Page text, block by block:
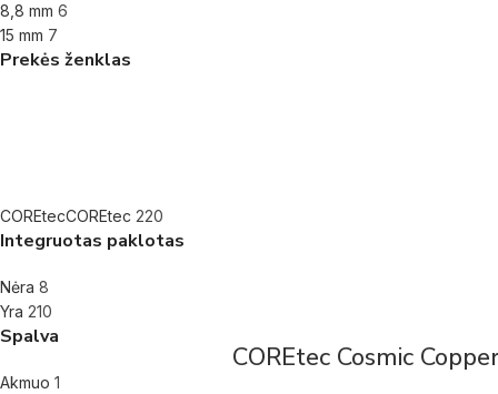
8,8 mm 6
15 mm 7
Prekės ženklas
COREtecCOREtec 220
Integruotas paklotas
Nėra 8
Yra 210
Spalva
Akmuo 1
COREtec Cosmic